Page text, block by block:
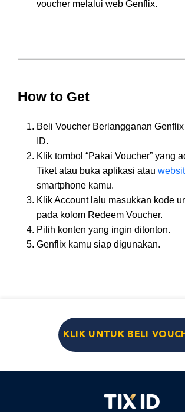
voucher melalui web Genflix.
How to Get
Beli Voucher Berlangganan
ID.
Klik tombol “Pakai Voucher” yang
Tiket atau buka aplikasi atau
smartphone kamu.
Klik Account lalu masukkan kode
pada kolom Redeem Voucher.
Pilih konten yang ingin ditonton.
Genflix kamu siap digunakan.
KLIK UNTUK BELI